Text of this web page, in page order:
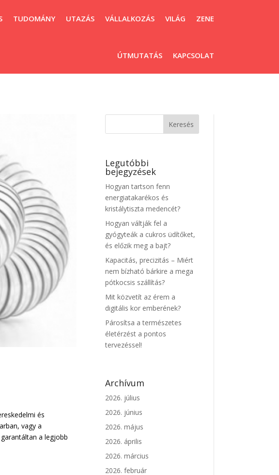
TUDOMÁNY UTAZÁS VÁLLALKOZÁS VILÁG ZENE
ÚTMUTATÁS KAPCSOLAT
és
vagy a
a legjobb
Legutóbbi
bejegyzések
Hogyan tartson fenn
energiatakarékos és
kristálytiszta medencét?
Hogyan váltják fel a
gyógyteák a cukros üdítőket,
és előzik meg a bajt?
Kapacitás, precizitás – Miért
nem bízható bárkire a mega
pótkocsis szállítás?
Mit közvetít az érem a
digitális kor emberének?
Párosítsa a természetes
életérzést a pontos
tervezéssel!
Archívum
2026. július
2026. június
2026. május
2026. április
2026. március
2026. február